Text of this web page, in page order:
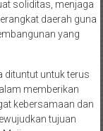
soliditas, menjaga
daerah guna
yang
dituntut untuk terus
memberikan
kebersamaan dan
tujuan